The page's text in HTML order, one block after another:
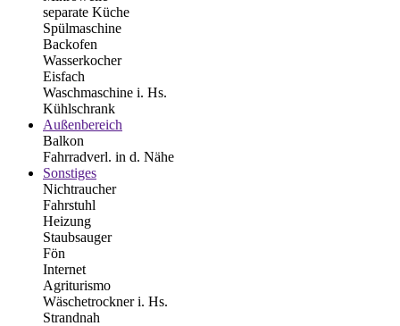
separate Küche
Spülmaschine
Backofen
Wasserkocher
Eisfach
Waschmaschine i. Hs.
Kühlschrank
Außenbereich
Balkon
Fahrradverl. in d. Nähe
Sonstiges
Nichtraucher
Fahrstuhl
Heizung
Staubsauger
Fön
Internet
Agriturismo
Wäschetrockner i. Hs.
Strandnah